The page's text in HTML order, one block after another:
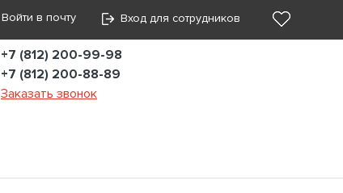
Войти в почту Вход для сотрудников
+7 (812) 200-99-98
+7 (812) 200-88-89
Заказать звонок